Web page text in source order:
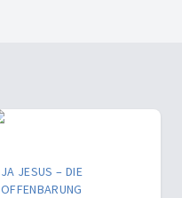
JA JESUS – DIE
OFFENBARUNG